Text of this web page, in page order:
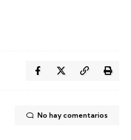
No hay comentarios